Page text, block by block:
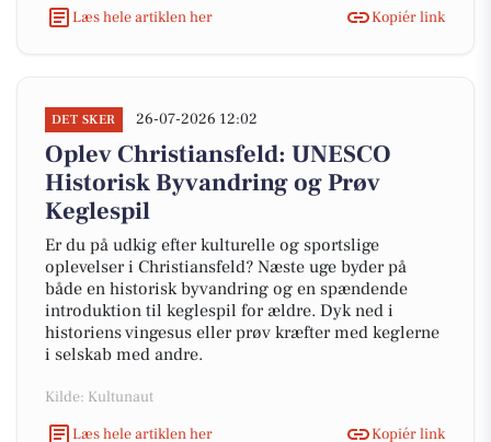
Læs hele artiklen her
Kopiér link
DET SKER 26-07-2026 12:02
Oplev Christiansfeld: UNESCO
Historisk Byvandring og Prøv
Keglespil
Er du på udkig efter kulturelle og sportslige
oplevelser i Christiansfeld? Næste uge byder på
både en historisk byvandring og en spændende
introduktion til keglespil for ældre. Dyk ned i
historiens vingesus eller prøv kræfter med keglerne
i selskab med andre.
Kilde: Kultunaut
Læs hele artiklen her
Kopiér link